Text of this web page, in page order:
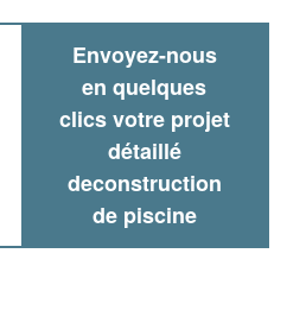
Envoyez-nous
en quelques
clics votre projet
détaillé
deconstruction
de piscine